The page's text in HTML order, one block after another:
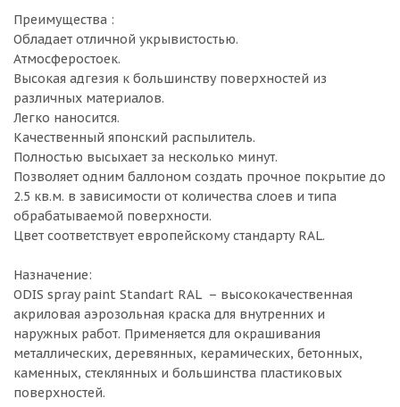
Преимущества :
Обладает отличной укрывистостью.
Атмосферостоек.
Высокая адгезия к большинству поверхностей из
различных материалов.
Легко наносится.
Качественный японский распылитель.
Полностью высыхает за несколько минут.
Позволяет одним баллоном создать прочное покрытие до
2.5 кв.м. в зависимости от количества слоев и типа
обрабатываемой поверхности.
Цвет соответствует европейскому стандарту RAL.
Назначение:
ODIS spray paint Standart RAL – высококачественная
акриловая аэрозольная краска для внутренних и
наружных работ. Применяется для окрашивания
металлических, деревянных, керамических, бетонных,
каменных, стеклянных и большинства пластиковых
поверхностей.